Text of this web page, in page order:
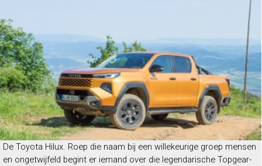
De Toyota Hilux. Roep die naam bij een willekeurige groep mensen
en ongetwijfeld begint er iemand over die legendarische Topgear-